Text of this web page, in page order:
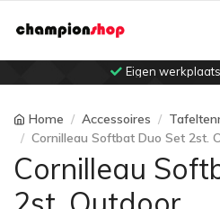
Eigen
Home Accessoires
Cornilleau Softbat Duo Set 2st.
Cornilleau